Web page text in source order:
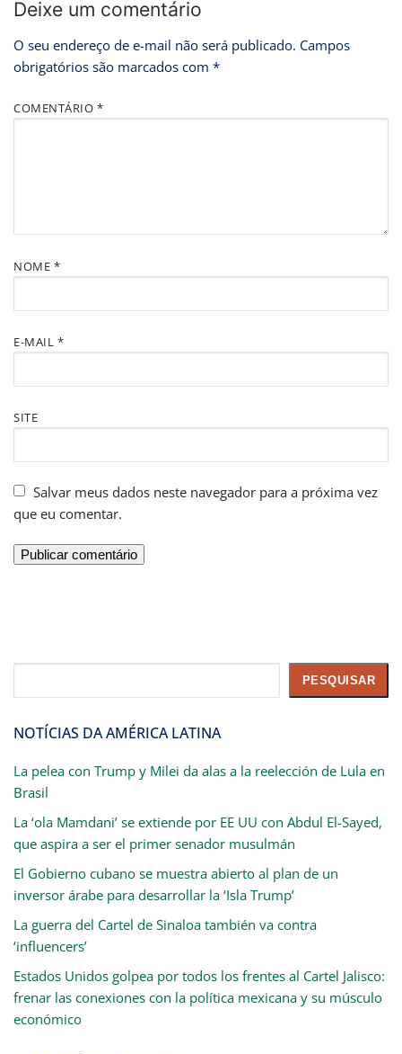
Deixe um comentário
O seu endereço de e-mail não será publicado. Campos
obrigatórios são marcados com *
COMENTÁRIO *
NOME *
E-MAIL *
SITE
Salvar meus dados neste navegador para a próxima vez
que eu comentar.
PESQUISAR
NOTÍCIAS DA AMÉRICA LATINA
La pelea con Trump y Milei da alas a la reelección de Lula en
Brasil
La ‘ola Mamdani’ se extiende por EE UU con Abdul El-Sayed,
que aspira a ser el primer senador musulmán
El Gobierno cubano se muestra abierto al plan de un
inversor árabe para desarrollar la ‘Isla Trump’
La guerra del Cartel de Sinaloa también va contra
‘influencers’
Estados Unidos golpea por todos los frentes al Cartel Jalisco:
frenar las conexiones con la política mexicana y su músculo
económico